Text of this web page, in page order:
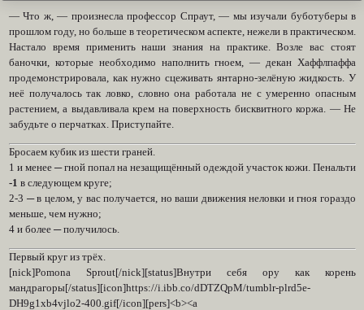
― Что ж, ― произнесла профессор Спраут, ― мы изучали буботуберы в
прошлом году, но больше в теоретическом аспекте, нежели в практическом.
Настало время применить наши знания на практике. Возле вас стоят
баночки, которые необходимо наполнить гноем, ― декан Хаффлпаффа
продемонстрировала, как нужно сцеживать янтарно-зелёную жидкость. У
неё получалось так ловко, словно она работала не с умеренно опасным
растением, а выдавливала крем на поверхность бисквитного коржа. ― Не
забудьте о перчатках. Приступайте.
Бросаем кубик из шести граней.
1 и менее ─ гной попал на незащищённый одеждой участок кожи. Пенальти
-1 в следующем круге;
2-3 ─ в целом, у вас получается, но ваши движения неловки и гноя гораздо
меньше, чем нужно;
4 и более ─ получилось.
Первый круг из трёх.
[nick]Pomona Sprout[/nick][status]Внутри себя ору как корень
мандрагоры[/status][icon]https://i.ibb.co/dDTZQpM/tumblr-plrd5e-
DH9g1xb4vjlo2-400.gif[/icon][pers]<b><a